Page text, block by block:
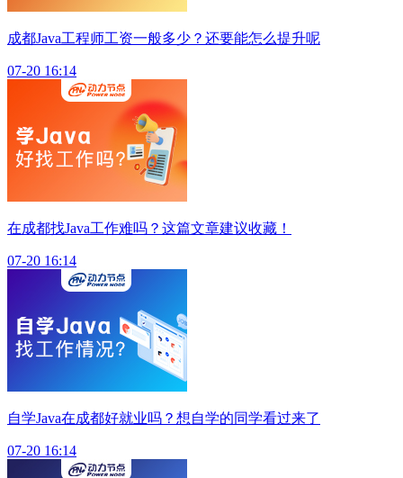
成都Java工程师工资一般多少？还要能怎么提升呢
07-20 16:14
在成都找Java工作难吗？这篇文章建议收藏！
07-20 16:14
自学Java在成都好就业吗？想自学的同学看过来了
07-20 16:14